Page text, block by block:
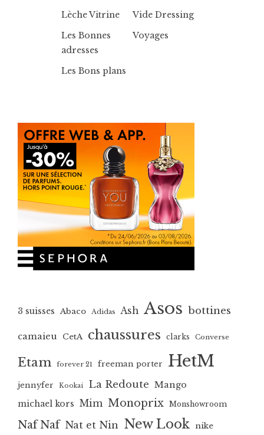
Lèche Vitrine
Les Bonnes
adresses
Les Bons plans
Vide Dressing
Voyages
3 suisses Abaco Adidas Ash Asos bottines
camaieu CetA chaussures clarks Converse
Etam forever 21 freeman porter HetM
jennyfer Kookai La Redoute Mango
michael kors Mim Monoprix Monshowroom
Naf Naf Nat et Nin New Look nike